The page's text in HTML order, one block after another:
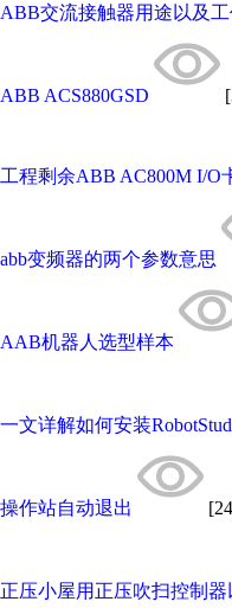
ABB交流接触器用途以及工
ABB ACS880GSD
工程剩余ABB AC800M I/O
abb变频器的两个参数意思
AAB机器人选型样本
一文详解如何安装
操作站自动退出
正压小屋用正压吹扫控制器